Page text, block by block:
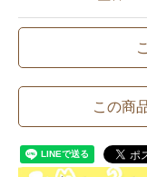
この商